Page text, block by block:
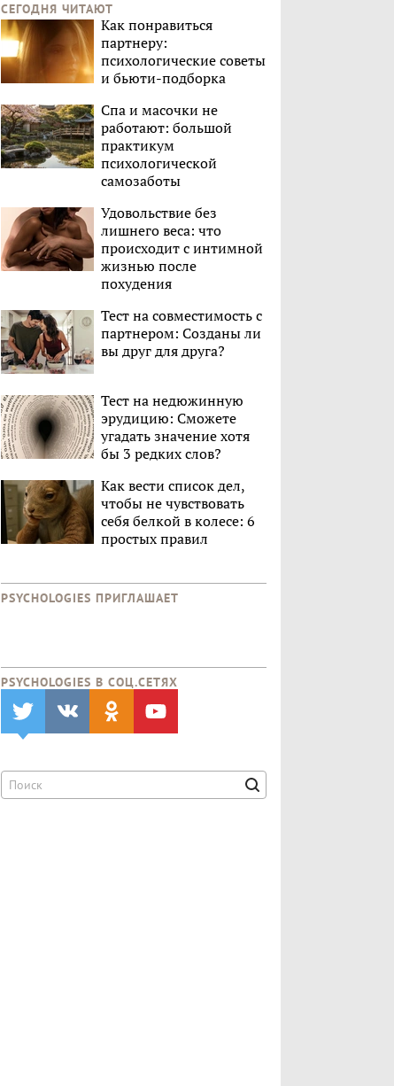
СЕГОДНЯ ЧИТАЮТ
Как понравиться
партнеру:
психологические советы
и бьюти-подборка
Спа и масочки не
работают: большой
практикум
психологической
самозаботы
Удовольствие без
лишнего веса: что
происходит с интимной
жизнью после
похудения
Тест на совместимость с
партнером: Созданы ли
вы друг для друга?
Тест на недюжинную
эрудицию: Сможете
угадать значение хотя
бы 3 редких слов?
Как вести список дел,
чтобы не чувствовать
себя белкой в колесе: 6
простых правил
PSYCHOLOGIES ПРИГЛАШАЕТ
PSYCHOLOGIES В CОЦ.СЕТЯХ